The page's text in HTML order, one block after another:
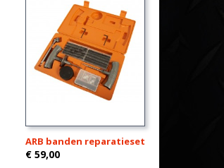
ARB banden reparatieset
€ 59,00